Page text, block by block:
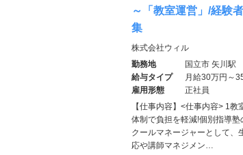
～「教室運営」/経験
集
株式会社ウィル
勤務地
国立市 矢川駅
給与タイプ
月給30万円～
雇用形態
正社員
【仕事内容】<仕事内容> 1教
体制で負担を軽減!個別指導塾
クールマネージャーとして、
応や講師マネジメン…